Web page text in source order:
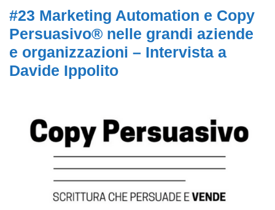
#23 Marketing Automation e Copy
Persuasivo® nelle grandi aziende
e organizzazioni – Intervista a
Davide Ippolito